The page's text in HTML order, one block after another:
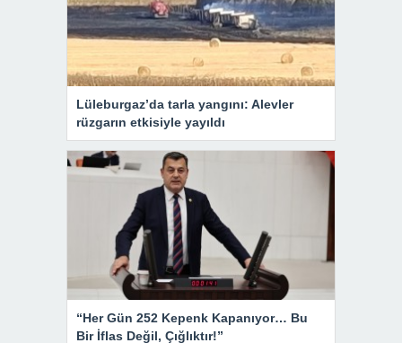
Lüleburgaz’da tarla yangını: Alevler
rüzgarın etkisiyle yayıldı
“Her Gün 252 Kepenk Kapanıyor… Bu
Bir İflas Değil, Çığlıktır!”